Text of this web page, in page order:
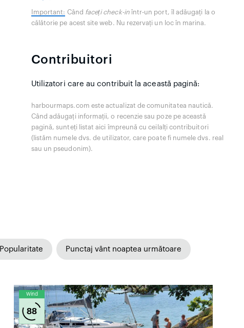
Important: Când faceți check-inîntr-un port, îl adăugați la o
călătorie pe acest site web. Nu rezervați un loc în marina.
Contribuitori
Utilizatori care au contribuit la această pagină:
harbourmaps.com este actualizat de comunitatea nautică.
Când adăugați informații, o recenzie sau poze pe această
pagină, sunteți listat aici împreună cu ceilalți contribuitori
(listăm numele dvs. de utilizator, care poate fi numele dvs. real
sau un pseudonim).
Popularitate Punctaj vânt noaptea următoare
Wind
88